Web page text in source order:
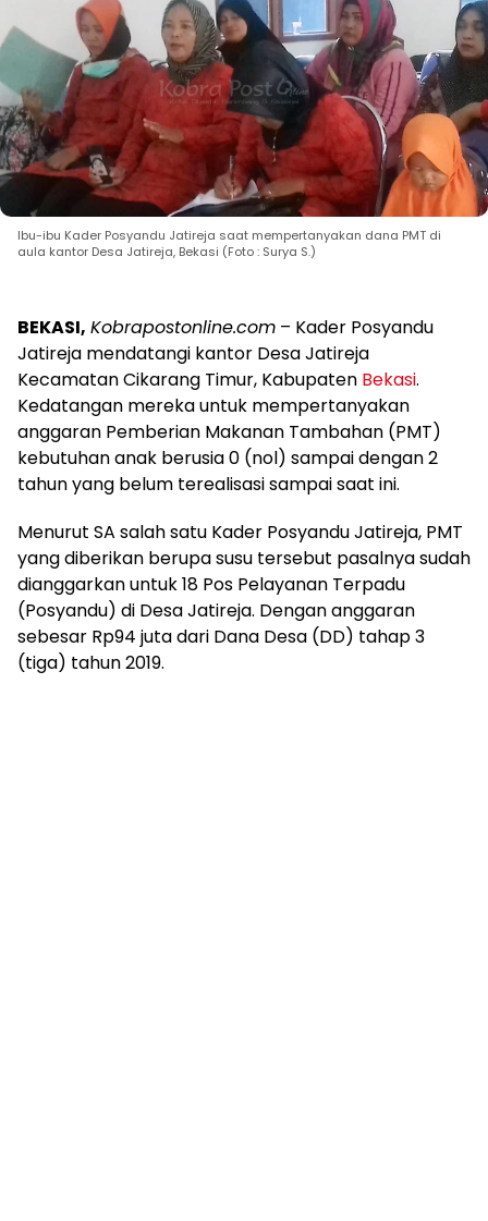
Ibu-ibu Kader Posyandu Jatireja saat mempertanyakan dana PMT di
aula kantor Desa Jatireja, Bekasi (Foto : Surya S.)
BEKASI, Kobrapostonline.com – Kader Posyandu
Jatireja mendatangi kantor Desa Jatireja
Kecamatan Cikarang Timur, Kabupaten Bekasi.
Kedatangan mereka untuk mempertanyakan
anggaran Pemberian Makanan Tambahan (PMT)
kebutuhan anak berusia 0 (nol) sampai dengan 2
tahun yang belum terealisasi sampai saat ini.
Menurut SA salah satu Kader Posyandu Jatireja, PMT
yang diberikan berupa susu tersebut pasalnya sudah
dianggarkan untuk 18 Pos Pelayanan Terpadu
(Posyandu) di Desa Jatireja. Dengan anggaran
sebesar Rp94 juta dari Dana Desa (DD) tahap 3
(tiga) tahun 2019.